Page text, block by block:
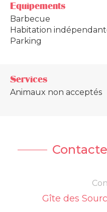
Equipements
Barbecue
Habitation
Parking
Services
Animaux non acceptés
Gîte des